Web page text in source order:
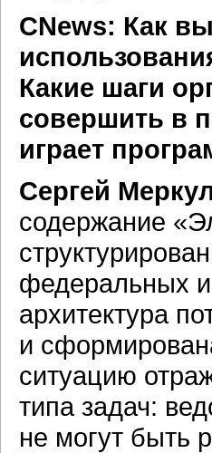
CNews: Как
Какие шаги
совершить в
играет
Сергей
содержание
федеральных
архитектура
и
ситуацию
типа задач:
не могут быть